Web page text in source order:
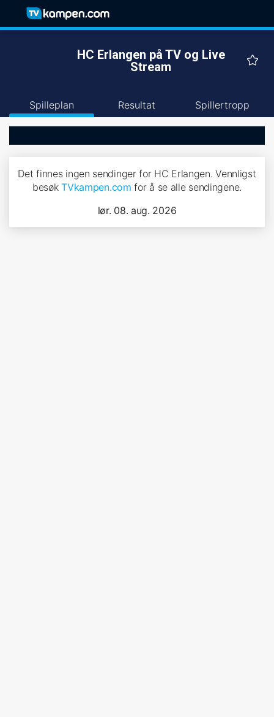
HC Erlangen på TV og Live
Stream
Spilleplan Resultat Spillertropp
Det finnes ingen sendinger for HC Erlangen. Vennligst
besøkTVkampen.com for å se alle sendingene.
lør. 08. aug. 2026